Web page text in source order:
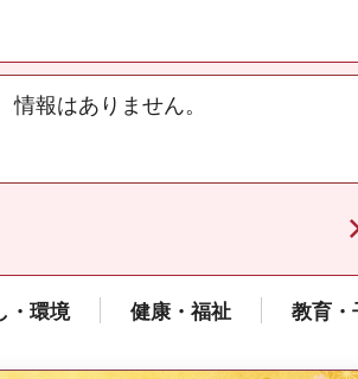
情報はありません。
・環境 健康・福祉 教育・